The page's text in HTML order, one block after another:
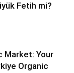
Fetih mi?
Market: Your
Organic